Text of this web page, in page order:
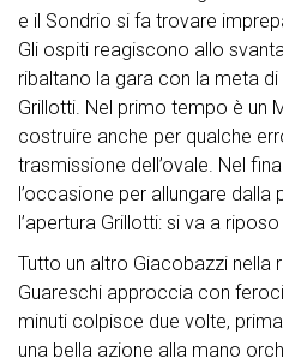
e il Sondrio si fa trovare
Gli ospiti reagiscono allo
ribaltano la gara con la meta
Grillotti. Nel primo tempo è un
costruire anche per qualche
trasmissione dell’ovale. Nel
l’occasione per allungare
l’apertura Grillotti: si va a
Tutto un altro Giacobazzi nella
Guareschi approccia con
minuti colpisce due volte,
una bella azione alla mano